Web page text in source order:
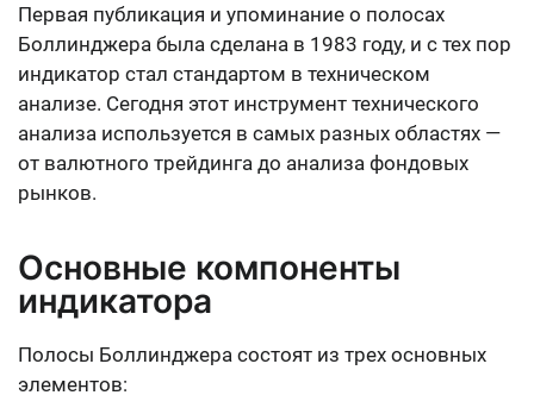
Первая публикация и упоминание о полосах
Боллинджера была сделана в 1983 году, и с тех пор
индикатор стал стандартом в техническом
анализе. Сегодня этот инструмент технического
анализа используется в самых разных областях —
от валютного трейдинга до анализа фондовых
рынков.
Основные компоненты
индикатора
Полосы Боллинджера состоят из трех основных
элементов: